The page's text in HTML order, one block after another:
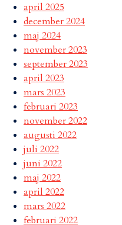
april 2025
december 2024
maj 2024
november 2023
september 2023
april 2023
mars 2023
februari 2023
november 2022
augusti 2022
juli 2022
juni 2022
maj 2022
april 2022
mars 2022
februari 2022